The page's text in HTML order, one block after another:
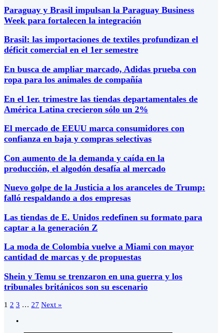
Paraguay y Brasil impulsan la Paraguay Business
Week para fortalecen la integración
Brasil: las importaciones de textiles profundizan el
déficit comercial en el 1er semestre
En busca de ampliar marcado, Adidas prueba con
ropa para los animales de compañía
En el 1er. trimestre las tiendas departamentales de
América Latina crecieron sólo un 2%
El mercado de EEUU marca consumidores con
confianza en baja y compras selectivas
Con aumento de la demanda y caída en la
producción, el algodón desafía al mercado
Nuevo golpe de la Justicia a los aranceles de Trump:
falló respaldando a dos empresas
Las tiendas de E. Unidos redefinen su formato para
captar a la generación Z
La moda de Colombia vuelve a Miami con mayor
cantidad de marcas y de propuestas
Shein y Temu se trenzaron en una guerra y los
tribunales británicos son su escenario
1 2 3 … 27 Next »